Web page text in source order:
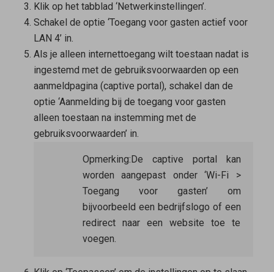
Klik op het tabblad ‘Netwerkinstellingen’.
Schakel de optie ‘Toegang voor gasten actief voor
LAN 4’ in.
Als je alleen internettoegang wilt toestaan nadat is
ingestemd met de gebruiksvoorwaarden op een
aanmeldpagina (captive portal), schakel dan de
optie ‘Aanmelding bij de toegang voor gasten
alleen toestaan na instemming met de
gebruiksvoorwaarden’ in.
Opmerking:De captive portal kan
worden aangepast onder ‘Wi-Fi >
Toegang voor gasten’ om
bijvoorbeeld een bedrijfslogo of een
redirect naar een website toe te
voegen.